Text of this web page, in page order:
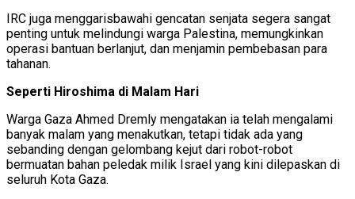
IRC juga menggarisbawahi gencatan senjata segera sangat
penting untuk melindungi warga Palestina, memungkinkan
operasi bantuan berlanjut, dan menjamin pembebasan para
tahanan.
Seperti Hiroshima di Malam Hari
Warga Gaza Ahmed Dremly mengatakan ia telah mengalami
banyak malam yang menakutkan, tetapi tidak ada yang
sebanding dengan gelombang kejut dari robot-robot
bermuatan bahan peledak milik Israel yang kini dilepaskan di
seluruh Kota Gaza.